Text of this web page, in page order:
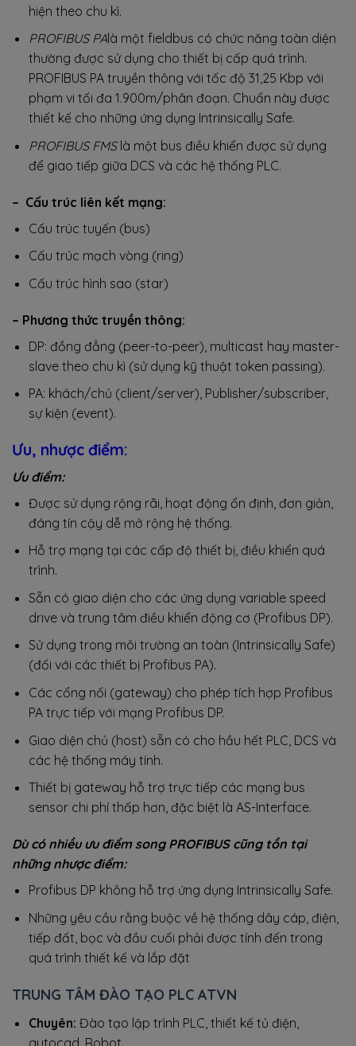
hiện theo chu kì.
PROFIBUS PAlà một fieldbus có chức năng toàn diện
thường được sử dụng cho thiết bị cấp quá trình.
PROFIBUS PA truyền thông với tốc độ 31,25 Kbp với
phạm vi tối đa 1.900m/phân đoạn. Chuẩn này được
thiết kế cho những ứng dụng Intrinsically Safe.
PROFIBUS FMSlà một bus điều khiển được sử dụng
để giao tiếp giữa DCS và các hệ thống PLC.
– Cấu trúc liên kết mạng:
Cấu trúc tuyến (bus)
Cấu trúc mạch vòng (ring)
Cấu trúc hình sao (star)
– Phương thức truyền thông:
DP: đồng đẳng (peer-to-peer), multicast hay master-
slave theo chu kì (sử dụng kỹ thuật token passing).
PA: khách/chủ (client/server), Publisher/subscriber,
sự kiện (event).
Ưu, nhược điểm:
Ưu điểm:
Được sử dụng rộng rãi, hoạt động ổn định, đơn giản,
đáng tín cậy dễ mở rộng hệ thống.
Hỗ trợ mạng tại các cấp độ thiết bị, điều khiển quá
trình.
Sẵn có giao diện cho các ứng dụng variable speed
drive và trung tâm điều khiển động cơ (Profibus DP).
Sử dụng trong môi trường an toàn (Intrinsically Safe)
(đối với các thiết bị Profibus PA).
Các cổng nối (gateway) cho phép tích hợp Profibus
PA trực tiếp với mạng Profibus DP.
Giao diện chủ (host) sẵn có cho hầu hết PLC, DCS và
các hệ thống máy tính.
Thiết bị gateway hỗ trợ trực tiếp các mạng bus
sensor chi phí thấp hơn, đặc biệt là AS-Interface.
Dù có nhiều ưu điểm song PROFIBUS cũng tồn tại
những nhược điểm:
Profibus DP không hỗ trợ ứng dụng Intrinsically Safe.
Những yêu cầu rằng buộc về hệ thống dây cáp, điện,
tiếp đất, bọc và đầu cuối phải được tính đến trong
quá trình thiết kế và lắp đặt
TRUNG TÂM ĐÀO TẠO PLC ATVN
Chuyên: Đào tạo lập trình PLC, thiết kế tủ điện,